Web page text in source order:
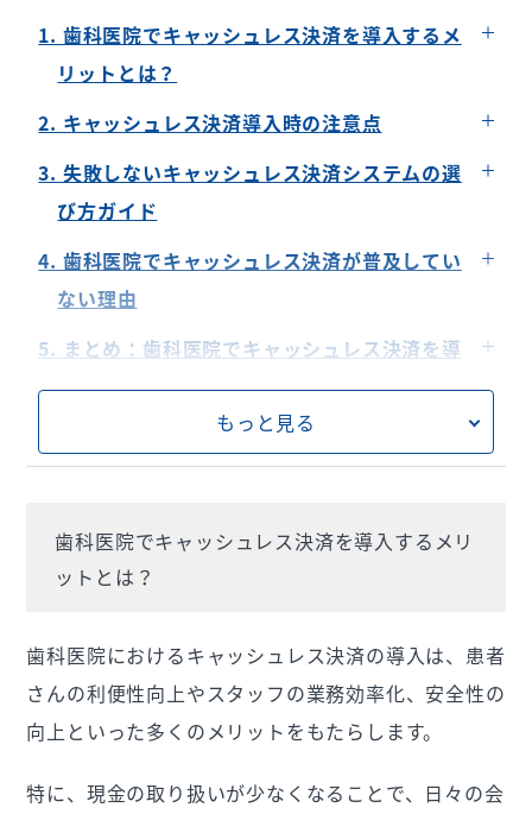
1. 歯科医院でキャッシュレス決済を導入するメ
リットとは？
患者さんにとっての利便性向上
2. キャッシュレス決済導入時の注意点
初期費用とランニングコストの把握
患者層に合った決済方法の選択
3. 失敗しないキャッシュレス決済システムの選
び方ガイド
セキュリティの信頼性とデータ保護対策
会計時の運用に適したPINレス取引ができる端末
選定
医療機関向けの特別料率の適用
サポート体制と評判
4. 歯科医院でキャッシュレス決済が普及してい
ない理由
売上金の入金タイミング
5. まとめ：歯科医院でキャッシュレス決済を導
入する際のポイント
歯科医院で導入されるUSEN PAYシリーズとは
もっと見る
歯科医院でキャッシュレス決済を導入するメリ
ットとは？
歯科医院におけるキャッシュレス決済の導入は、患者
さんの利便性向上やスタッフの業務効率化、安全性の
向上といった多くのメリットをもたらします。
特に、現金の取り扱いが少なくなることで、日々の会